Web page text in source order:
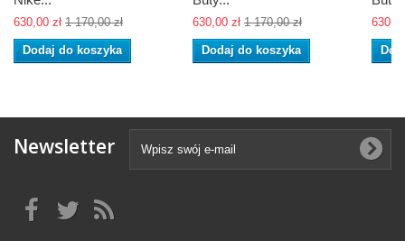
630,00 zł 1 170,00 zł
Dodaj do koszyka
630,00 zł 1 170,00 zł
Dodaj do koszyka
Newsletter